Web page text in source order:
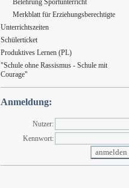
Belehrung Sportunterricht
Merkblatt für Erziehungsberechtigte
Unterrichtszeiten
Schülerticket
Produktives Lernen (PL)
"Schule ohne Rassismus - Schule mit
Courage"
Anmeldung:
Nutzer:
Kennwort: